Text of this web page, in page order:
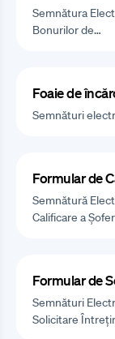
Semnătura
Bonurilor de…
Foaie de
Semnături
Formular de
Semnătură
Calificare a
Formular de
Semnături
Solicitare